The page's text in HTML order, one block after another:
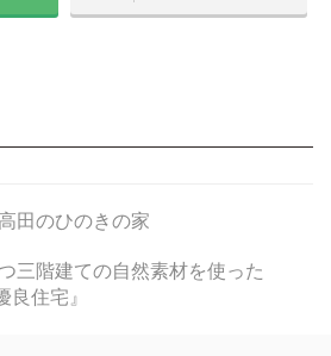
田のひのきの家
三階建ての自然素材を使った
良住宅』